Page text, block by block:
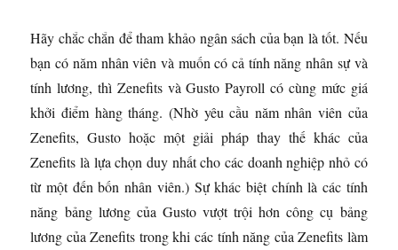
Hãy chắc chắn để tham khảo ngân sách của bạn là tốt. Nếu
bạn có năm nhân viên và muốn có cả tính năng nhân sự và
tính lương, thì Zenefits và Gusto Payroll có cùng mức giá
khởi điểm hàng tháng. (Nhờ yêu cầu năm nhân viên của
Zenefits, Gusto hoặc một giải pháp thay thế khác của
Zenefits là lựa chọn duy nhất cho các doanh nghiệp nhỏ có
từ một đến bốn nhân viên.) Sự khác biệt chính là các tính
năng bảng lương của Gusto vượt trội hơn công cụ bảng
lương của Zenefits trong khi các tính năng của Zenefits làm